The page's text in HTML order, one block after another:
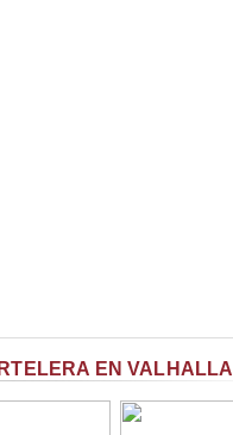
EN VALHALLA